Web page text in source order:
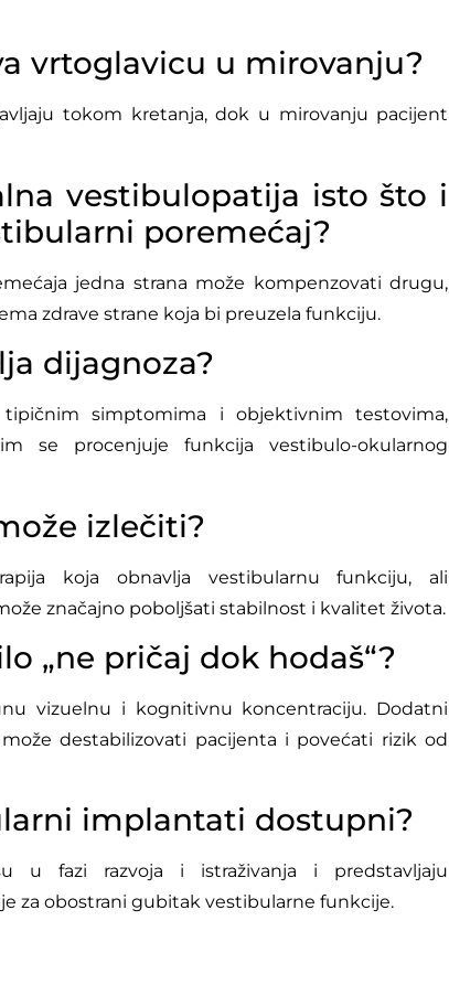
vrtoglavicu u mirovanju?
tokom kretanja, dok u mirovanju pacijent
vestibulopatija isto što i
poremećaj?
jedna strana može kompenzovati drugu,
zdrave strane koja bi preuzela funkciju.
dijagnoza?
tipičnim simptomima i objektivnim testovima,
se procenjuje funkcija vestibulo-okularnog
izlečiti?
koja obnavlja vestibularnu funkciju, ali
značajno poboljšati stabilnost i kvalitet života.
„ne pričaj dok hodaš“?
vizuelnu i kognitivnu koncentraciju. Dodatni
destabilizovati pacijenta i povećati rizik od
implantati dostupni?
u fazi razvoja i istraživanja i predstavljaju
za obostrani gubitak vestibularne funkcije.